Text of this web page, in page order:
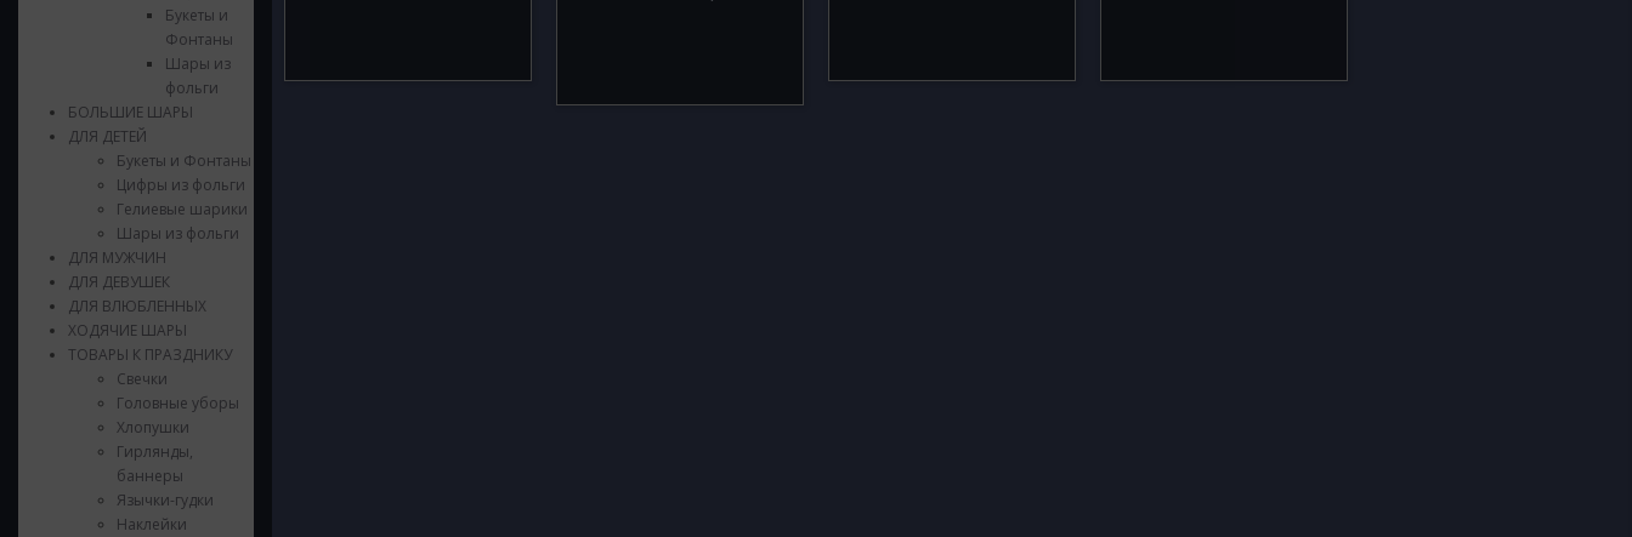
Букеты и
Фонтаны
Шары из
фольги
БОЛЬШИЕ ШАРЫ
ДЛЯ ДЕТЕЙ
Букеты и Фонтаны
Цифры из фольги
Гелиевые шарики
Шары из фольги
ДЛЯ МУЖЧИН
ДЛЯ ДЕВУШЕК
ДЛЯ ВЛЮБЛЕННЫХ
ХОДЯЧИЕ ШАРЫ
ТОВАРЫ К ПРАЗДНИКУ
Свечки
Головные уборы
Хлопушки
Гирлянды,
баннеры
Язычки-гудки
Наклейки